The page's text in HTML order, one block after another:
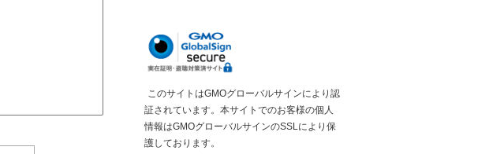
このサイトはGMOグローバルサインにより認
証されています。本サイトでのお客様の個人
情報はGMOグローバルサインのSSLにより保
護しております。